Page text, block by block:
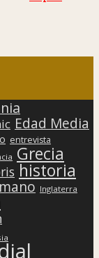
Edad Media
entrevista
Grecia
historia
Inglaterra